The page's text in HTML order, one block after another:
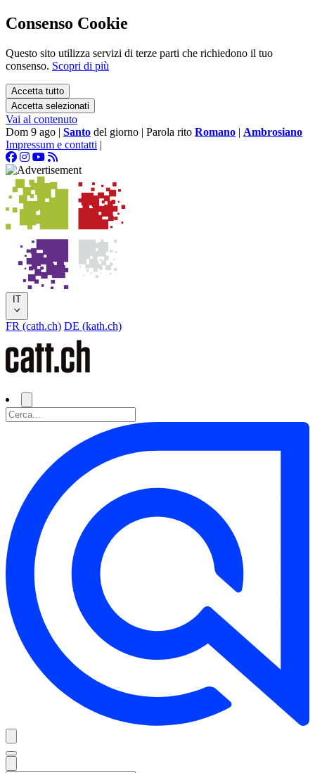
Consenso Cookie
Questo sito utilizza servizi di terze parti che richiedono il tuo
consenso. Scopri di più
Accetta tutto
Accetta selezionati
Vai al contenuto
Dom 9 ago | Santo del giorno | Parola rito Romano | Ambrosiano
Impressum e contatti |
IT
FR (cath.ch) DE (kath.ch)